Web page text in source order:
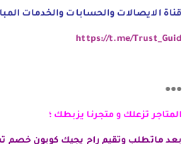
قناة الايصالات والحسابات والخدمات
https://t.me/Trust_Guid
●●●
المتاجر تزعلك و متجرنا يزبطك ؛
بعد ماتطلب وتقيم راح يجيك كوبون خصم